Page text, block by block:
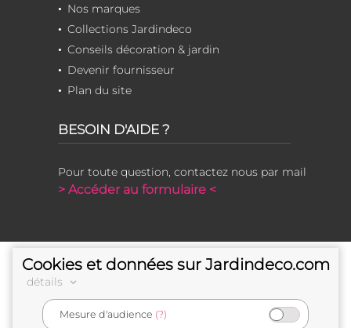
Nos marques
Collections Jardindeco
Conseils décoration & jardin
Devenir fournisseur
Plan du site
BESOIN D'AIDE ?
Pour toute question, contactez nous par mail
> Accéder au formulaire <
Cookies et données sur Jardindeco.com
détails
Mesure d'audience (?)